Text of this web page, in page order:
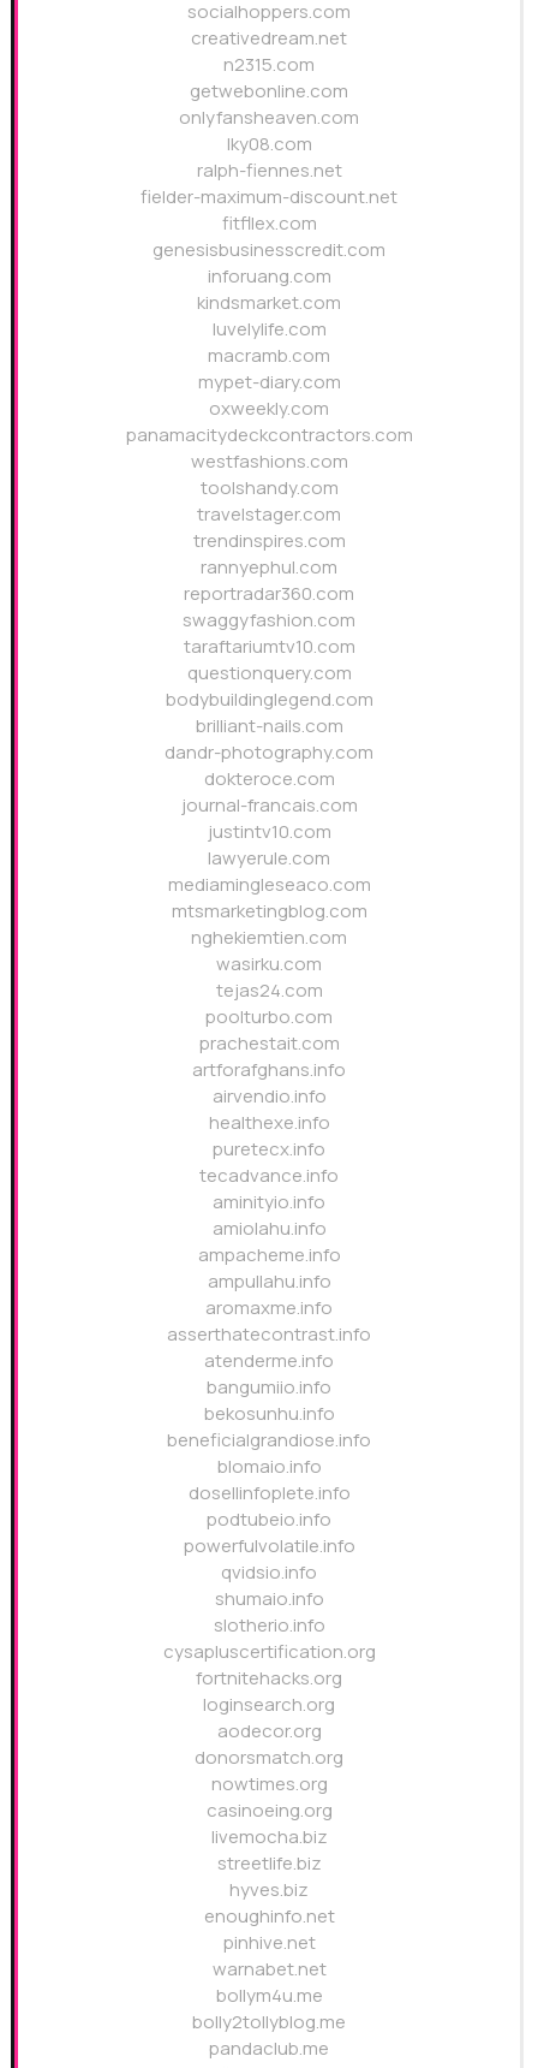
socialhoppers.com
creativedream.net
n2315.com
getwebonline.com
onlyfansheaven.com
lky08.com
ralph-fiennes.net
fielder-maximum-discount.net
fitfllex.com
genesisbusinesscredit.com
inforuang.com
kindsmarket.com
luvelylife.com
macramb.com
mypet-diary.com
oxweekly.com
panamacitydeckcontractors.com
westfashions.com
toolshandy.com
travelstager.com
trendinspires.com
rannyephul.com
reportradar360.com
swaggyfashion.com
taraftariumtv10.com
questionquery.com
bodybuildinglegend.com
brilliant-nails.com
dandr-photography.com
dokteroce.com
journal-francais.com
justintv10.com
lawyerule.com
mediamingleseaco.com
mtsmarketingblog.com
nghekiemtien.com
wasirku.com
tejas24.com
poolturbo.com
prachestait.com
artforafghans.info
airvendio.info
healthexe.info
puretecx.info
tecadvance.info
aminityio.info
amiolahu.info
ampacheme.info
ampullahu.info
aromaxme.info
asserthatecontrast.info
atenderme.info
bangumiio.info
bekosunhu.info
beneficialgrandiose.info
blomaio.info
dosellinfoplete.info
podtubeio.info
powerfulvolatile.info
qvidsio.info
shumaio.info
slotherio.info
cysapluscertification.org
fortnitehacks.org
loginsearch.org
aodecor.org
donorsmatch.org
nowtimes.org
casinoeing.org
livemocha.biz
streetlife.biz
hyves.biz
enoughinfo.net
pinhive.net
warnabet.net
bollym4u.me
bolly2tollyblog.me
pandaclub.me